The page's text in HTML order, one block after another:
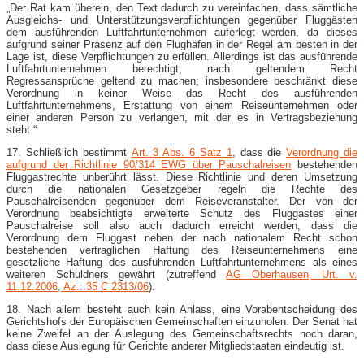
„Der Rat kam überein, den Text dadurch zu vereinfachen, dass sämtliche
Ausgleichs- und Unterstützungsverpflichtungen gegenüber Fluggästen
dem ausführenden Luftfahrtunternehmen auferlegt werden, da dieses
aufgrund seiner Präsenz auf den Flughäfen in der Regel am besten in der
Lage ist, diese Verpflichtungen zu erfüllen. Allerdings ist das ausführende
Luftfahrtunternehmen berechtigt, nach geltendem Recht
Regressansprüche geltend zu machen; insbesondere beschränkt diese
Verordnung in keiner Weise das Recht des ausführenden
Luftfahrtunternehmens, Erstattung von einem Reiseunternehmen oder
einer anderen Person zu verlangen, mit der es in Vertragsbeziehung
steht.“
17. Schließlich bestimmt Art. 3 Abs. 6 Satz 1 , dass dieVerordnung die
aufgrund der Richtlinie 90/314 EWG über Pauschalreisen bestehenden
Fluggastrechte unberührt lässt. Diese Richtlinie und deren Umsetzung
durch die nationalen Gesetzgeber regeln die Rechte des
Pauschalreisenden gegenüber dem Reiseveranstalter. Der von der
Verordnung beabsichtigte erweiterte Schutz des Fluggastes einer
Pauschalreise soll also auch dadurch erreicht werden, dass die
Verordnung dem Fluggast neben der nach nationalem Recht schon
bestehenden vertraglichen Haftung des Reiseunternehmens eine
gesetzliche Haftung des ausführenden Luftfahrtunternehmens als eines
weiteren Schuldners gewährt (zutreffendAG Oberhausen, Urt. v.
11.12.2006, Az.: 35 C 2313/06).
18. Nach allem besteht auch kein Anlass, eine Vorabentscheidung des
Gerichtshofs der Europäischen Gemeinschaften einzuholen. Der Senat hat
keine Zweifel an der Auslegung des Gemeinschaftsrechts noch daran,
dass diese Auslegung für Gerichte anderer Mitgliedstaaten eindeutig ist.